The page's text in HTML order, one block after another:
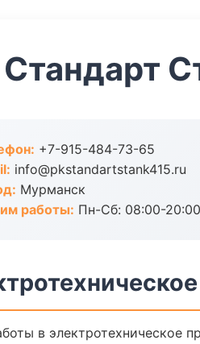
+7-915-484-73-65
info@pkstandartstank415.ru
Мурманск
работы: Пн-Сб: 08:00-20:00
в электротехническое